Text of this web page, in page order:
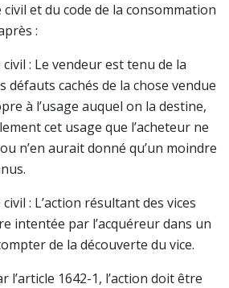
et du code de la consommation
:
: Le vendeur est tenu de la
défauts cachés de la chose vendue
à l’usage auquel on la destine,
cet usage que l’acheteur ne
n’en aurait donné qu’un moindre
: L’action résultant des vices
intentée par l’acquéreur dans un
de la découverte du vice.
l’article 1642-1, l’action doit être